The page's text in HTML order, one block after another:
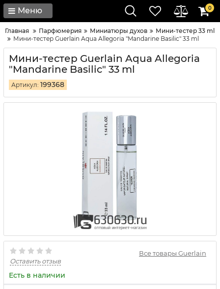
Меню 0
Главная Парфюмерия Миниатюры духов
Мини-тестер 33 ml
Мини-тестер Guerlain Aqua Allegoria "Mandarine Basilic" 33 ml
Мини-тестер Guerlain Aqua Allegoria
"Mandarine Basilic" 33 ml
Артикул: 199368
Все товары Guerlain
Оставить отзыв
Есть в наличии